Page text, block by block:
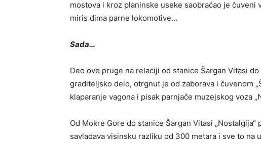
mostova i kroz planinske useke saobraćao je čuveni
miris dima parne lokomotive…
Sada…
Deo ove pruge na relaciji od stanice Šargan Vitasi
graditeljsko delo, otrgnut je od zaborava i čuvenom
klaparanje vagona i pisak parnjače muzejskog voza
Od Mokre Gore do stanice Šargan Vitasi
savladava visinsku razliku od 300 metara i sve to na